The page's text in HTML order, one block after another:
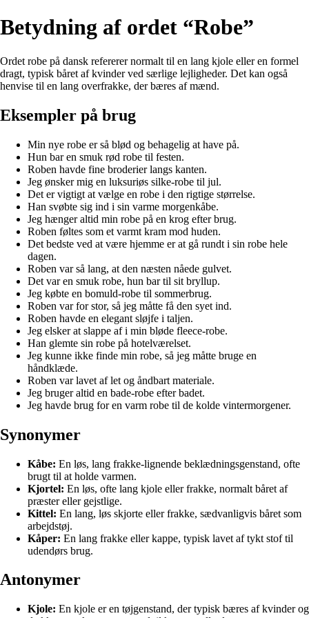
Betydning af ordet “Robe”
Ordet robe på dansk refererer normalt til en lang kjole eller en formel
dragt, typisk båret af kvinder ved særlige lejligheder. Det kan også
henvise til en lang overfrakke, der bæres af mænd.
Eksempler på brug
Min nye robe er så blød og behagelig at have på.
Hun bar en smuk rød robe til festen.
Roben havde fine broderier langs kanten.
Jeg ønsker mig en luksuriøs silke-robe til jul.
Det er vigtigt at vælge en robe i den rigtige størrelse.
Han svøbte sig ind i sin varme morgenkåbe.
Jeg hænger altid min robe på en krog efter brug.
Roben føltes som et varmt kram mod huden.
Det bedste ved at være hjemme er at gå rundt i sin robe hele
dagen.
Roben var så lang, at den næsten nåede gulvet.
Det var en smuk robe, hun bar til sit bryllup.
Jeg købte en bomuld-robe til sommerbrug.
Roben var for stor, så jeg måtte få den syet ind.
Roben havde en elegant sløjfe i taljen.
Jeg elsker at slappe af i min bløde fleece-robe.
Han glemte sin robe på hotelværelset.
Jeg kunne ikke finde min robe, så jeg måtte bruge en
håndklæde.
Roben var lavet af let og åndbart materiale.
Jeg bruger altid en bade-robe efter badet.
Jeg havde brug for en varm robe til de kolde vintermorgener.
Synonymer
Kåbe: En løs, lang frakke-lignende beklædningsgenstand, ofte
brugt til at holde varmen.
Kjortel: En løs, ofte lang kjole eller frakke, normalt båret af
præster eller gejstlige.
Kittel: En lang, løs skjorte eller frakke, sædvanligvis båret som
arbejdstøj.
Kåper: En lang frakke eller kappe, typisk lavet af tykt stof til
udendørs brug.
Antonymer
Kjole: En kjole er en tøjgenstand, der typisk bæres af kvinder og